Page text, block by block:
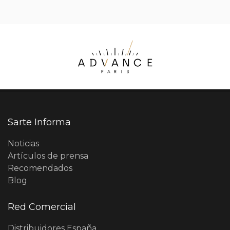
Sarte Informa
Noticias
Artículos de prensa
Recomendados
Blog
Red Comercial